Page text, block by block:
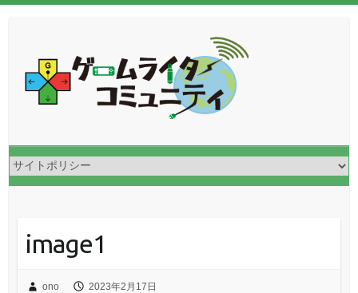
image1
ono 2023年2月17日